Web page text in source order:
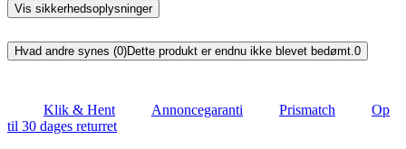
Vis sikkerhedsoplysninger
Hvad andre synes (0)Dette produkt er endnu ikke blevet bedømt. 0
Klik & Hent Annoncegaranti Prismatch
Op
til 30 dages returret